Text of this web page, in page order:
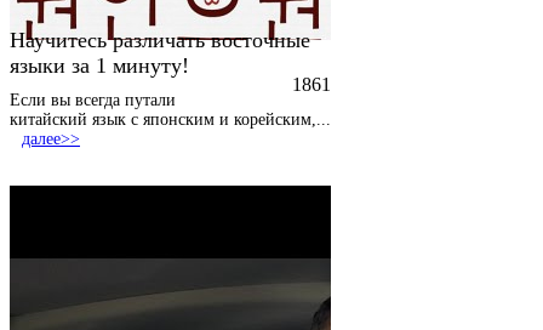
Научитесь различать восточные
языки за 1 минуту!
1861
Если вы всегда путали
китайский язык с японским и корейским,
далее>>